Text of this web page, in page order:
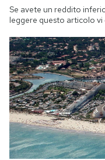
Se avete un reddito
leggere questo articolo